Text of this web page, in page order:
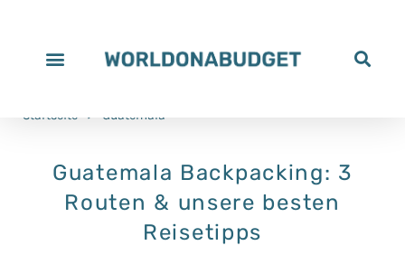
Startseite > Guatemala
Guatemala Backpacking: 3
Routen & unsere besten
Reisetipps